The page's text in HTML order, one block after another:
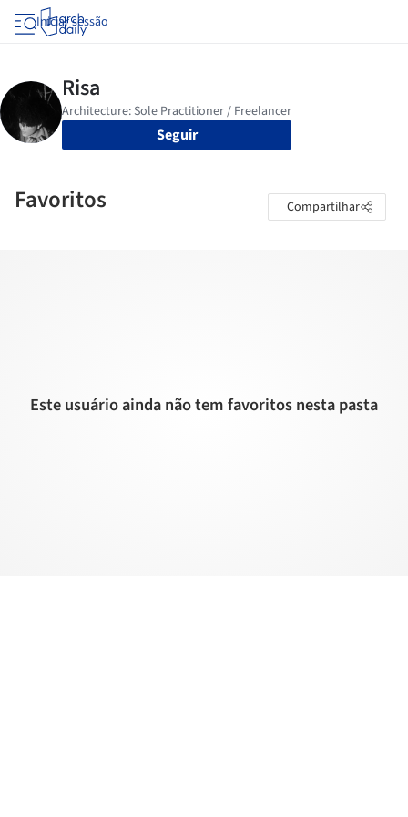
Iniciar sessão
Seguir
Favoritos Compartilhar
Este usuário ainda não tem favoritos nesta pasta